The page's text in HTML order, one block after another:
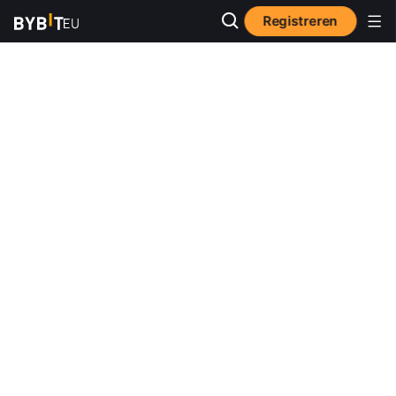
Registreren